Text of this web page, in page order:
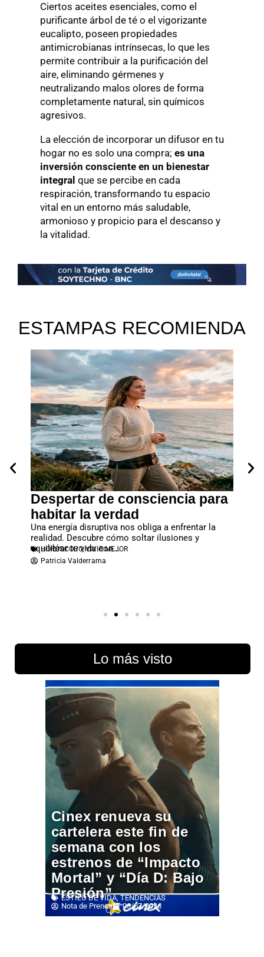
Ciertos aceites esenciales, como el
purificante árbol de té o el vigorizante
eucalipto, poseen propiedades
antimicrobianas intrínsecas, lo que les
permite contribuir a la purificación del
aire, eliminando gérmenes y
neutralizando malos olores de forma
completamente natural, sin químicos
agresivos.
La elección de incorporar un difusor en tu
hogar no es solo una compra; es una
inversión consciente en un bienestar
integral que se percibe en cada
respiración, transformando tu espacio
vital en un entorno más saludable,
armonioso y propicio para el descanso y
la vitalidad.
ESTAMPAS RECOMIENDA
Despertar de consciencia para
habitar la verdad
Una energía disruptiva nos obliga a enfrentar la
realidad. Descubre cómo soltar ilusiones y
equilibrar tu vida con...
HORÓSCOPO,VIVIR MEJOR
Patricia Valderrama
Lo más visto
Cinex renueva su
cartelera este fin de
semana con los
estrenos de “Impacto
Mortal” y “Día D: Bajo
Presión”
ESTILO DE VIDA,TENDENCIAS
Nota de Prensa
08/07/2026